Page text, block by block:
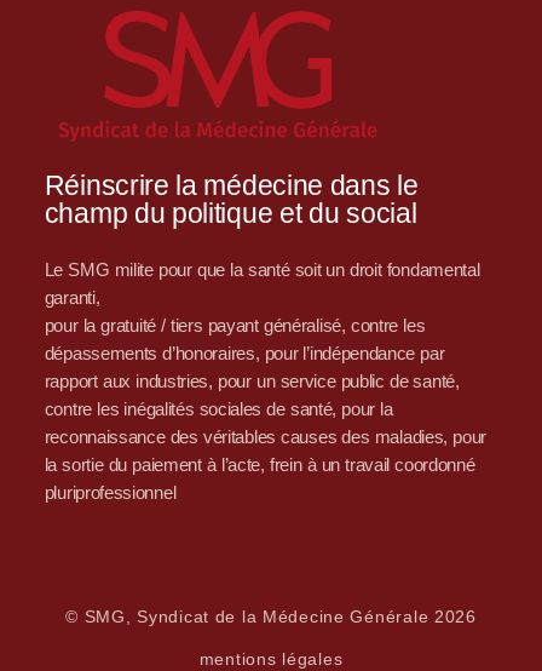
Réinscrire la médecine dans le
champ du politique et du social
Le SMG milite pour que la santé soit un droit fondamental
garanti,
pour la gratuité / tiers payant généralisé, contre les
dépassements d’honoraires, pour l’indépendance par
rapport aux industries, pour un service public de santé,
contre les inégalités sociales de santé, pour la
reconnaissance des véritables causes des maladies, pour
la sortie du paiement à l’acte, frein à un travail coordonné
pluriprofessionnel
© SMG, Syndicat de la Médecine Générale 2026
mentions légales